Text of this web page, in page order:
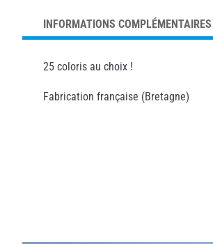
INFORMATIONS COMPLÉMENTAIRES
25 coloris au choix !
Fabrication française (Bretagne)